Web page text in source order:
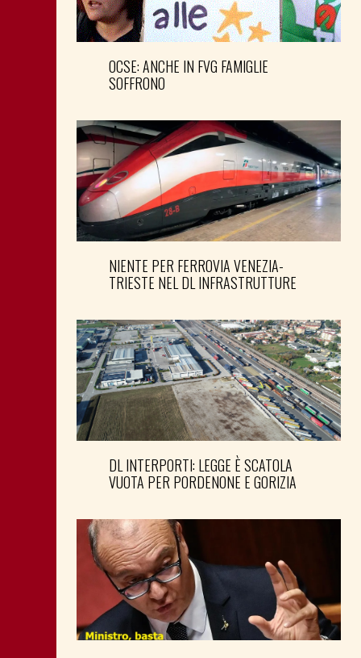
OCSE: ANCHE IN FVG FAMIGLIE
SOFFRONO
NIENTE PER FERROVIA VENEZIA-
TRIESTE NEL DL INFRASTRUTTURE
DL INTERPORTI: LEGGE È SCATOLA
VUOTA PER PORDENONE E GORIZIA